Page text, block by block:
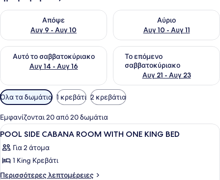
Απόψε
Αυγ 9 - Αυγ 10
Έλεγχος διαθεσιμότητας για απόψε Αυγ 9 - Αυγ 10
Αύριο
Αυγ 10 - Αυγ 11
Έλεγχος διαθεσιμότητας
Αυτό το σαββατοκύριακο
Αυγ 14 - Αυγ 16
Έλεγχος διαθεσιμότητας για αυτό το σαββατοκύριακο Αυγ
Το επόμενο
σαββατοκύριακο
Αυγ 21 - Αυγ 23
Έλεγχος διαθεσιμότητας
Διαθέσιμα
φίλτρα
για
τα
δωμάτια
Όλα τα δωμάτια 1 κρεβάτι 2 κρεβάτια
Εμφανίζονται 20 από 20 δωμάτια
Προβολή
όλων
των
φωτογραφιών
για
Κλινοσκεπάσματα υψηλής
4
POOL SIDE CABANA ROOM WITH ONE KING BED
Για 2 άτομα
1 King Κρεβάτι
Περισσότερες λεπτομέρειες
Περισσότερες